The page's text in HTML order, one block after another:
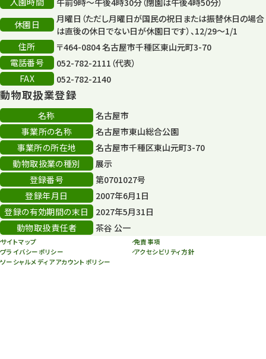
再生フォーラム 14
80周年
その他
その他イベント
スカイタワー
年末年始のイベント
秋まつり
休園日
月曜日（ただし月曜日が国民の祝日または振替休日の場合
は直後の休日でない日が休園日です）、12/29～1/1
住所
〒464-0804 名古屋市千種区東山元町3-70
電話番号
052-782-2111（代表）
FAX
052-782-2140
動物取扱業登録
名称
名古屋市
事業所の名称
名古屋市東山総合公園
事業所の所在地
名古屋市千種区東山元町3-70
動物取扱業の種別
展示
登録番号
第0701027号
登録年月日
2007年6月1日
登録の有効期間の末日
2027年5月31日
動物取扱責任者
茶谷 公一
サイトマップ
免責事項
プライバシーポリシー
アクセシビリティ方針
ソーシャルメディアアカウントポリシー